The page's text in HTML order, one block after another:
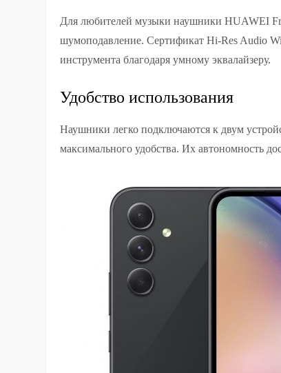
Для любителей музыки наушники HUAWEI
шумоподавление. Сертификат Hi-Res Audio
инструмента благодаря умному эквалайзеру.
Удобство использования
Наушники легко подключаются к двум
максимального удобства. Их автономность